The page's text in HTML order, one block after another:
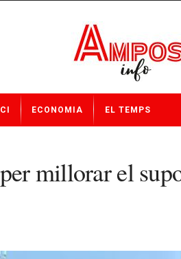
ECONOMIA EL TEMPS
millorar el